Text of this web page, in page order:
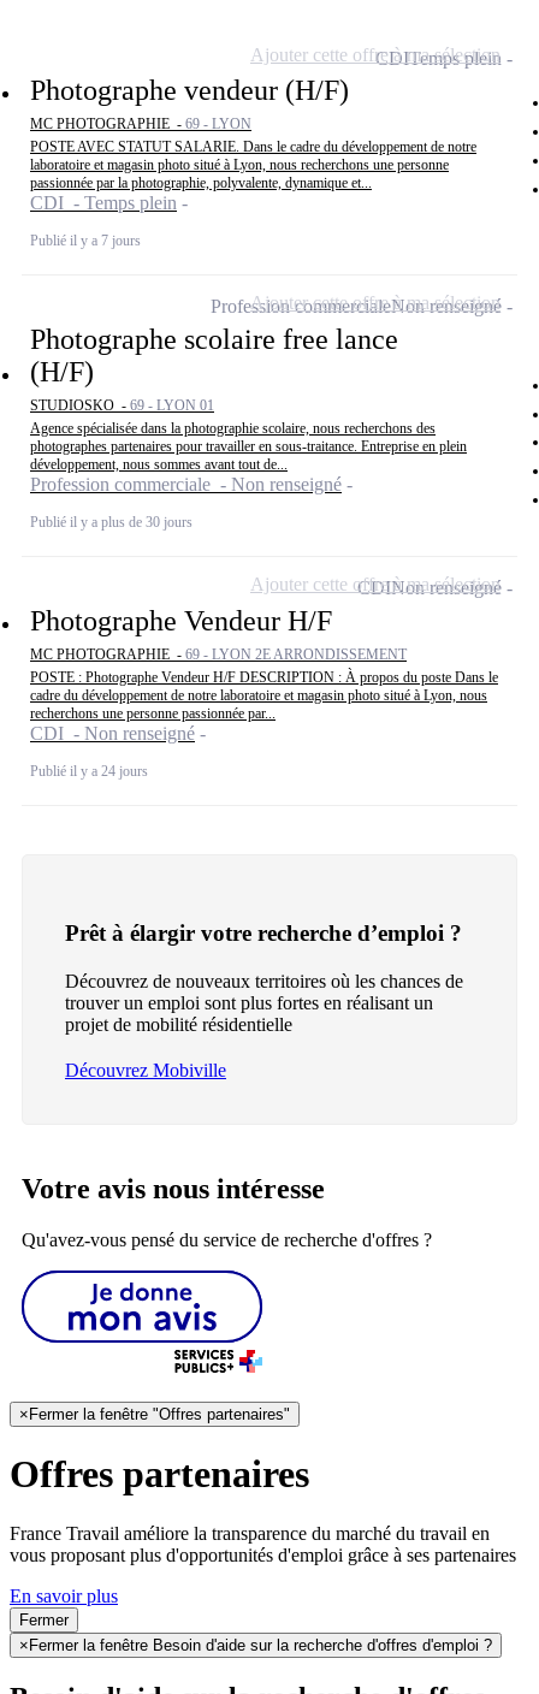
Photographe vendeur (H/F)
MC PHOTOGRAPHIE - 69 - LYON
POSTE AVEC STATUT SALARIE. Dans le cadre du développement de notre
laboratoire et magasin photo situé à Lyon, nous recherchons une personne
passionnée par la photographie, polyvalente, dynamique et...
CDI - Temps plein
Publié il y a 7 jours
CDITemps plein
Ajouter cette offre à ma sélection
Photographe scolaire free lance
(H/F)
STUDIOSKO - 69 - LYON 01
Agence spécialisée dans la photographie scolaire, nous recherchons des
photographes partenaires pour travailler en sous-traitance. Entreprise en plein
développement, nous sommes avant tout de...
Profession commerciale - Non renseigné
Publié il y a plus de 30 jours
Profession commercialeNon renseigné
Ajouter cette offre à ma sélection
Photographe Vendeur H/F
MC PHOTOGRAPHIE - 69 - LYON 2E ARRONDISSEMENT
POSTE : Photographe Vendeur H/F DESCRIPTION : À propos du poste Dans le
cadre du développement de notre laboratoire et magasin photo situé à Lyon, nous
recherchons une personne passionnée par...
CDI - Non renseigné
Publié il y a 24 jours
CDINon renseigné
Ajouter cette offre à ma sélection
Prêt à élargir votre recherche d’emploi ?
Découvrez de nouveaux territoires où les chances de
trouver un emploi sont plus fortes en réalisant un
projet de mobilité résidentielle
Découvrez Mobiville
Votre avis nous intéresse
Qu'avez-vous pensé du service de recherche d'offres ?
× Fermer la fenêtre "Offres partenaires"
Offres partenaires
France Travail améliore la transparence du marché du travail en
vous proposant plus d'opportunités d'emploi grâce à ses partenaires
En savoir plus
Fermer
×Fermer la fenêtre Besoin d'aide sur la recherche d'offres d'emploi ?